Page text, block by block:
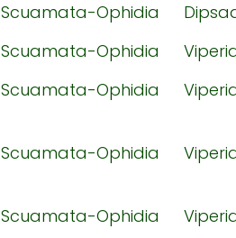
Scuamata-Ophidia
Scuamata-Ophidia
Scuamata-Ophidia
Scuamata-Ophidia
Scuamata-Ophidia